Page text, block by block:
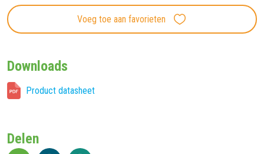
Voeg toe aan favorieten
Downloads
Product datasheet
Delen